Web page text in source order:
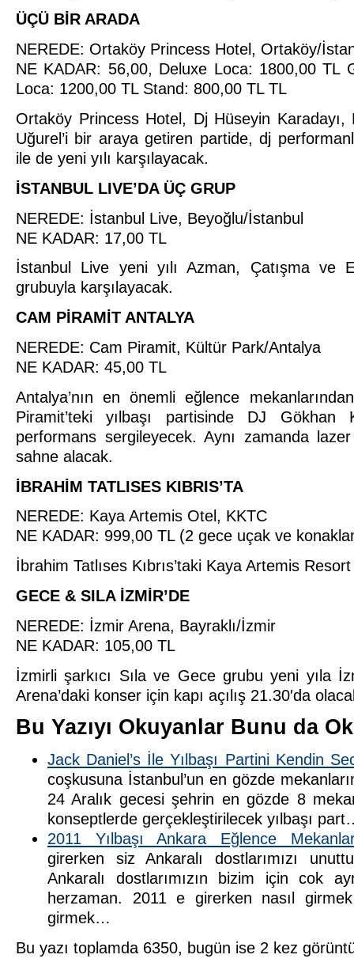
ÜÇÜ BİR ARADA
NEREDE: Ortaköy Princess Hotel, Ortaköy/
NE KADAR: 56,00, Deluxe Loca: 1800,00 TL
Loca: 1200,00 TL Stand: 800,00 TL TL
Ortaköy Princess Hotel, Dj Hüseyin
Uğurel’i bir araya getiren partide, dj
ile de yeni yılı karşılayacak.
İSTANBUL LIVE’DA ÜÇ GRUP
NEREDE: İstanbul Live, Beyoğlu/İstanbul
NE KADAR: 17,00 TL
İstanbul Live yeni yılı Azman, Çatışma ve
grubuyla karşılayacak.
CAM PİRAMİT ANTALYA
NEREDE: Cam Piramit, Kültür Park/Antalya
NE KADAR: 45,00 TL
Antalya’nın en önemli eğlence
Piramit’teki yılbaşı partisinde DJ
performans sergileyecek. Aynı zamanda lazer
sahne alacak.
İBRAHİM TATLISES KIBRIS’TA
NEREDE: Kaya Artemis Otel, KKTC
NE KADAR: 999,00 TL (2 gece uçak ve
İbrahim Tatlıses Kıbrıs’taki Kaya Artemis
GECE & SILA İZMİR’DE
NEREDE: İzmir Arena, Bayraklı/İzmir
NE KADAR: 105,00 TL
İzmirli şarkıcı Sıla ve Gece grubu yeni yıla
Arena’daki konser için kapı açılış 21.30′da
Bu Yazıyı Okuyanlar Bunu da
Jack Daniel’s İle Yılbaşı Partini Kendin
coşkusuna İstanbul’un en gözde
24 Aralık gecesi şehrin en gözde 8
konseptlerde gerçekleştirilecek yılbaşı
2011 Yılbaşı Ankara Eğlence
girerken siz Ankaralı dostlarımızı
Ankaralı dostlarımızın bizim için cok
herzaman. 2011 e girerken nasıl
girmek…
Bu yazı toplamda 6350, bugün ise 2 kez